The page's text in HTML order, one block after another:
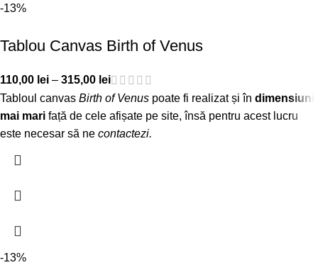
-13%
Tablou Canvas Birth of Venus
110,00 lei – 315,00 lei
Tabloul canvas Birth of Venus poate fi realizat și în dimensiuni
mai mari față de cele afișate pe site, însă pentru acest lucru
este necesar să ne contactezi.
-13%